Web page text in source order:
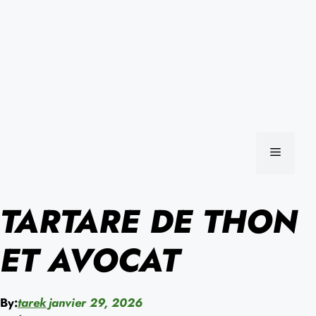
MENU
TARTARE DE THON
ET AVOCAT
By:tarekjanvier 29, 2026